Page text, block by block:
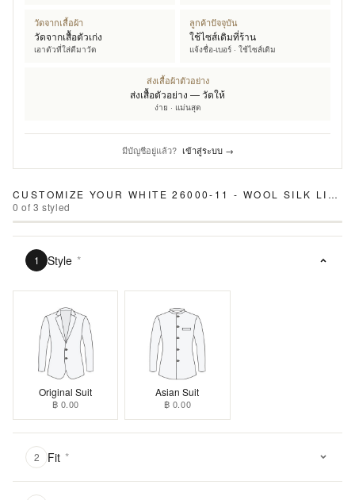
วัดจากเสื้อผ้า
วัดจากเสื้อตัวเก่ง
เอาตัวที่ใส่ดีมาวัด
ลูกค้าปัจจุบัน
ใช้ไซส์เดิมที่ร้าน
แจ้งชื่อ-เบอร์ · ใช้ไซส์เดิม
ส่งเสื้อผ้าตัวอย่าง
ส่งเสื้อตัวอย่าง — วัดให้
ง่าย · แม่นสุด
มีบัญชีอยู่แล้ว? เข้าสู่ระบบ →
CUSTOMIZE YOUR WHITE 26000-11 - WOOL SILK LINEN SUIT
0 of3 styled
1 Style *
Original Suit
฿ 0.00
Asian Suit
฿ 0.00
2 Fit *